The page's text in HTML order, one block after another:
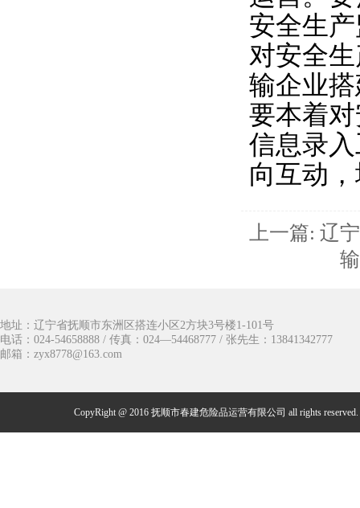
安全生
对安全
输企业
要本着
信息录
向互动
上一篇: 辽
地址：辽宁省抚顺市东洲区搭连小区2方块3号楼1-101号
电话：024-54658888 / 传真：024—54468777 / 张先生：13841342777
邮箱：zyx8778@163.com
CopyRight @ 2016 抚顺市春建危险品运营有限公司 all rights reserved.